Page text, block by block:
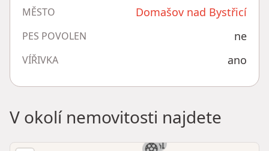
MĚSTO Domašov nad Bystřicí
PES POVOLEN ne
VÍŘIVKA ano
V okolí nemovitosti najdete